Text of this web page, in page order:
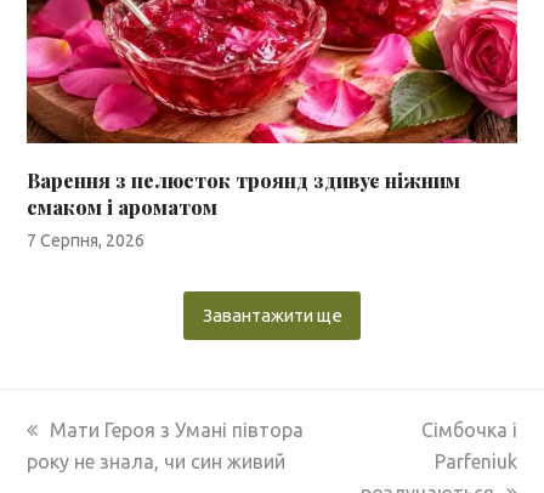
Варення з пелюсток троянд здивує ніжним
смаком і ароматом
7 Серпня, 2026
Завантажити ще
previous
post:
Мати Героя з Умані півтора
року не знала, чи син живий
next
post:
Сімбочка і
Parfeniuk